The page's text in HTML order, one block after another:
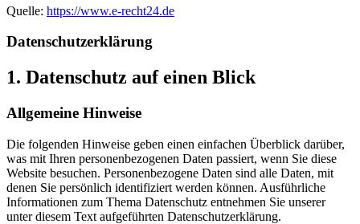
Quelle: https://www.e-recht24.de
Datenschutz­erklärung
1. Datenschutz auf einen Blick
Allgemeine Hinweise
Die folgenden Hinweise geben einen einfachen Überblick darüber,
was mit Ihren personenbezogenen Daten passiert, wenn Sie diese
Website besuchen. Personenbezogene Daten sind alle Daten, mit
denen Sie persönlich identifiziert werden können. Ausführliche
Informationen zum Thema Datenschutz entnehmen Sie unserer
unter diesem Text aufgeführten Datenschutzerklärung.